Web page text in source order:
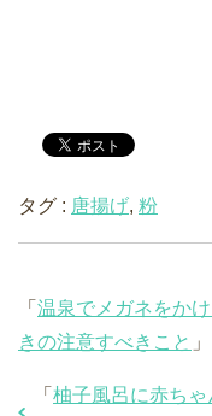
タグ : 唐揚げ, 粉
「 温泉でメガネをか
きの注意すべきこと 」
「 柚子風呂に赤ち